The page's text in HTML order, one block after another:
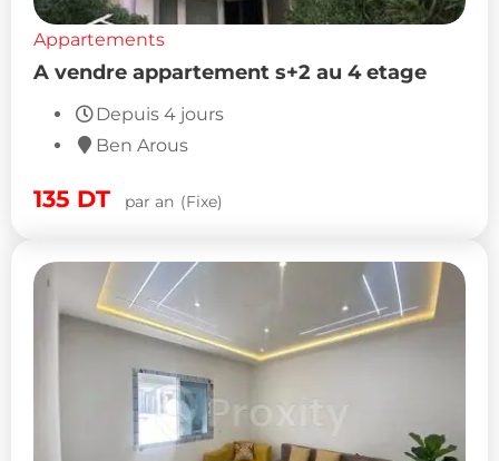
Appartements
A vendre appartement s+2 au 4 etage
Depuis 4 jours
Ben Arous
135 DT par an (Fixe)